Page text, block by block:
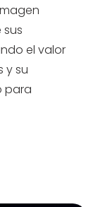
el valor
y su
para